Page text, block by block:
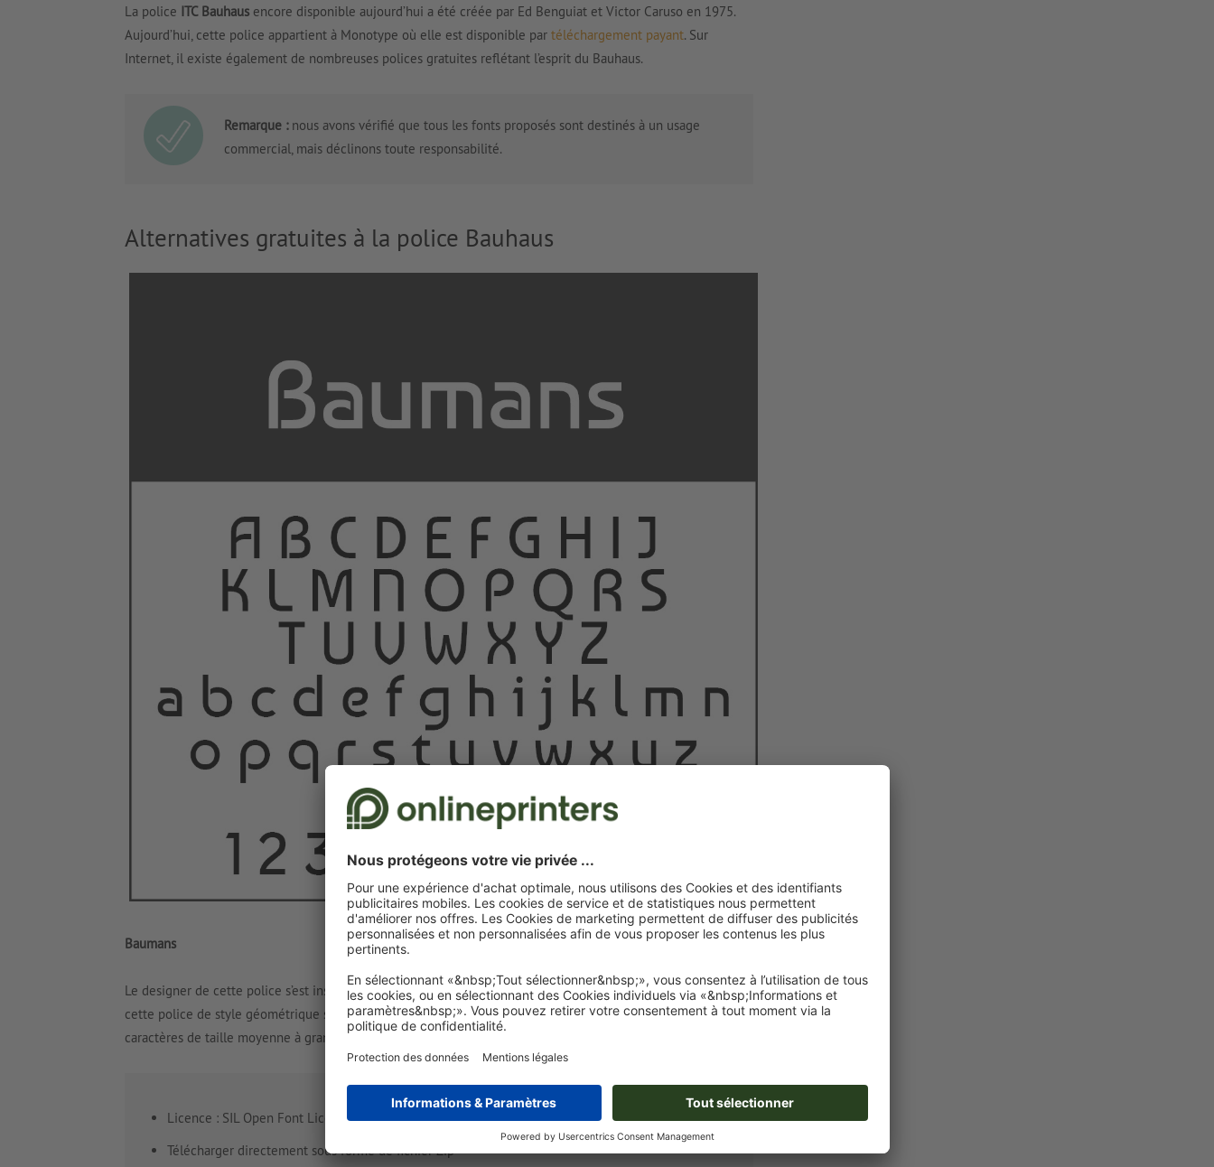
La police ITC Bauhaus encore disponible aujourd’hui a été créée par Ed Benguiat et Victor Caruso en 1975.
Aujourd’hui, cette police appartient à Monotype où elle est disponible par téléchargement payant. Sur
Internet, il existe également de nombreuses polices gratuites reflétant l’esprit du Bauhaus.
Remarque :nous avons vérifié que tous les fonts proposés sont destinés à un usage
commercial, mais déclinons toute responsabilité.
Alternatives gratuites à la police Bauhaus
Baumans
Le designer de cette police s’est inspiré des formes de lettres de différentes polices Bauhaus, et a conçu
cette police de style géométrique spécialement pour les titres. Baumans convient principalement aux
caractères de taille moyenne à grande, et est optimisé pour l’écran.
Licence : SIL Open Font License (http://scripts.sil.org), fichier Readme dans le dossier Zip
Télécharger directement sous forme de fichier Zip